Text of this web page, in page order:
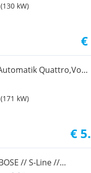
kW)
€
Quattro,Voll
kW)
€
// S-Line //